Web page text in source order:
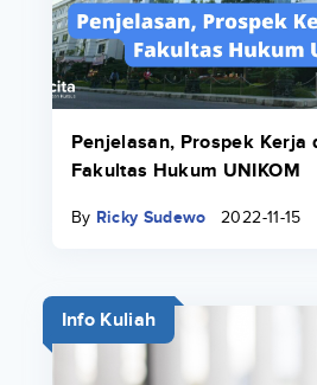
Penjelasan, Prospek Kerja
Fakultas Hukum UNIKOM
By Ricky Sudewo 2022-11-15
Info Kuliah